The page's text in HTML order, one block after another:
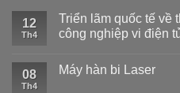
12
Th4
Triển lãm quốc tế về
công nghiệp vi điện
08
Th4
Máy hàn bi Laser